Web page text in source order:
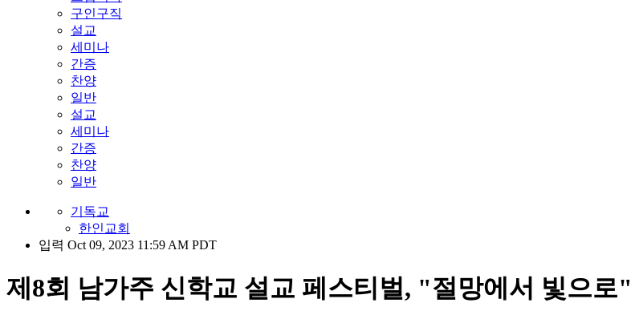
구인구직
설교
세미나
간증
찬양
일반
설교
세미나
간증
찬양
일반
기독교
한인교회
입력 Oct 09, 2023 11:59 AM PDT
제8회 남가주 신학교 설교 페스티벌, "절망에서 빛으로"